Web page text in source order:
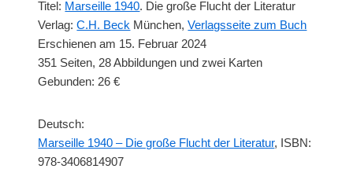
Titel: Marseille 1940. Die große Flucht der Literatur
Verlag:C.H. Beck München,Verlagsseite zum Buch
Erschienen am 15. Februar 2024
351 Seiten, 28 Abbildungen und zwei Karten
Gebunden: 26 €
Deutsch:
Marseille 1940 – Die große Flucht der Literatur, ISBN:
978-3406814907